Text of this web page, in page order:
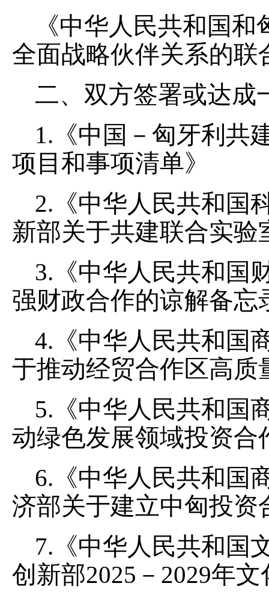
《中华人民共和国
全面战略伙伴关系的联
二、双方签署或达成
1.《中国－匈牙利共
项目和事项清单》
2.《中华人民共和国
新部关于共建联合实验
3.《中华人民共和国
强财政合作的谅解备忘
4.《中华人民共和国
于推动经贸合作区高
5.《中华人民共和国
动绿色发展领域投资合
6.《中华人民共和国
济部关于建立中匈投
7.《中华人民共和国
创新部2025－2029年